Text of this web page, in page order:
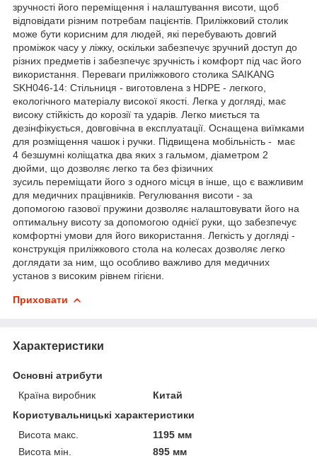
зручності його переміщення і налаштування висоти, щоб
відповідати різним потребам пацієнтів. Приліжковий столик
може бути корисним для людей, які перебувають довгий
проміжок часу у ліжку, оскільки забезпечує зручний доступ до
різних предметів і забезпечує зручність і комфорт під час його
використання. Переваги приліжкового столика SAIKANG
SKH046-14: Стільниця - виготовлена з HDPE - легкого,
екологічного матеріалу високої якості. Легка у догляді, має
високу стійкість до корозії та ударів. Легко миється та
дезінфікується, довговічна в експлуатації. Оснащена виїмками
для розміщення чашок і ручки. Підвищена мобільність - має
4 безшумні коліщатка два яких з гальмом, діаметром 2
дюйми, що дозволяє легко та без фізичних
зусиль переміщати його з одного місця в інше, що є важливим
для медичних працівників. Регулювання висоти - за
допомогою газової пружини дозволяє налаштовувати його на
оптимальну висоту за допомогою однієї руки, що забезпечує
комфортні умови для його використання. Легкість у догляді -
конструкція приліжкового стола на колесах дозволяє легко
доглядати за ним, що особливо важливо для медичних
установ з високим рівнем гігієни.
Приховати
Характеристики
Основні атрибути
Країна виробник
Китай
Користувальницькі характеристики
Висота макс.
1195 мм
Висота мін.
895 мм